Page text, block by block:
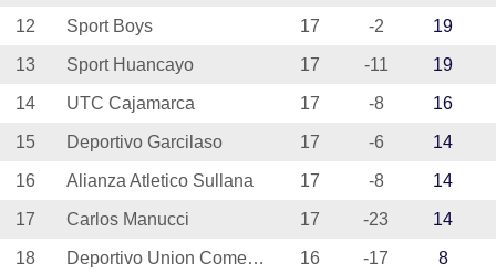
12 Sport Boys 17 -2 19
13 Sport Huancayo 17 -11 19
14 UTC Cajamarca 17 -8 16
15 Deportivo Garcilaso 17 -6 14
16 Alianza Atletico Sullana 17 -8 14
17 Carlos Manucci 17 -23 14
18 Deportivo Union Comercio 16 -17 8